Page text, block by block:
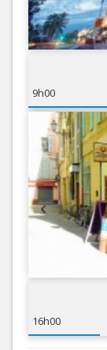
9h00
16h00